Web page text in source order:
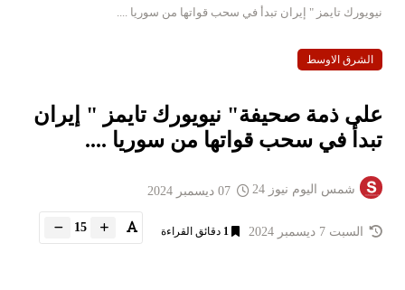
نيويورك تايمز " إيران تبدأ في سحب قواتها من سوريا ....
الشرق الاوسط
على ذمة صحيفة" نيويورك تايمز " إيران
تبدأ في سحب قواتها من سوريا ....
شمس اليوم نيوز 24
السبت 7 ديسمبر 2024 1 دقائق القراءة 15